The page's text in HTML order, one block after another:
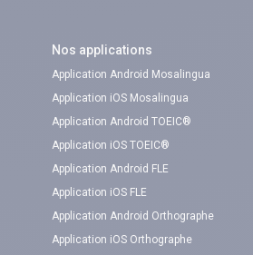
Nos applications
Application Android Mosalingua
Application iOS Mosalingua
Application Android TOEIC®
Application iOS TOEIC®
Application Android FLE
Application iOS FLE
Application Android Orthographe
Application iOS Orthographe